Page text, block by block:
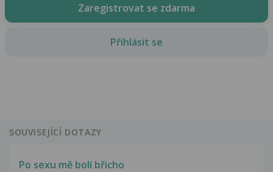
Zaregistrovat se zdarma
Přihlásit se
SOUVISEJÍCÍ DOTAZY
Po sexu mě bolí břicho